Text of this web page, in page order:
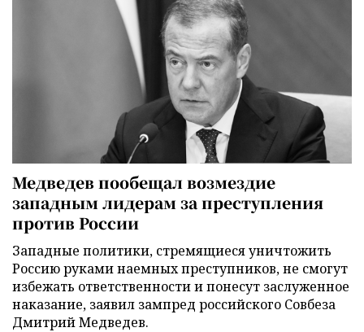
Медведев пообещал возмездие
западным лидерам за преступления
против России
Западные политики, стремящиеся уничтожить
Россию руками наемных преступников, не смогут
избежать ответственности и понесут заслуженное
наказание, заявил зампред российского Совбеза
Дмитрий Медведев.